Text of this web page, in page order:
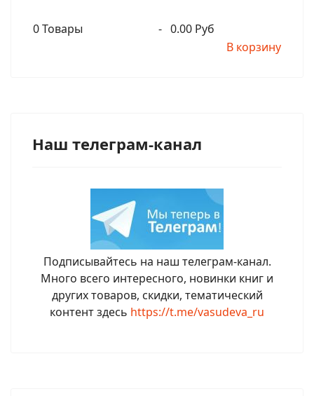
0Товары - 0.00 Руб
В корзину
Наш телеграм-канал
Подписывайтесь на наш телеграм-канал.
Много всего интересного, новинки книг и
других товаров, скидки, тематический
контент здесь https://t.me/vasudeva_ru